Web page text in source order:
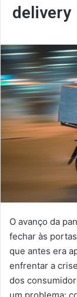
delivery
O avanço da
fechar às
que antes era
enfrentar a
dos